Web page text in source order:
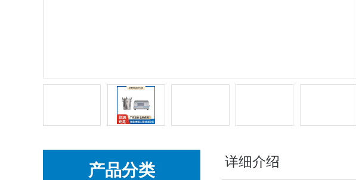
产品分类 详细介绍